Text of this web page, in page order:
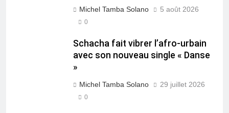
Michel Tamba Solano 5 août 2026
0
Schacha fait vibrer l’afro-urbain
avec son nouveau single « Danse
»
Michel Tamba Solano 29 juillet 2026
0